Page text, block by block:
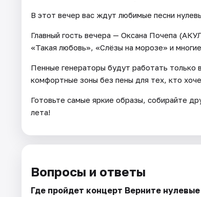
В этот вечер вас ждут любимые песни
Главный гость вечера — Оксана Почепа
«Такая любовь», «Слёзы на морозе» и
Пенные генераторы будут работать
комфортные зоны без пены для тех, кто
Готовьте самые яркие образы, собирайте
лета!
Вопросы и ответы
Где пройдет концерт Верните